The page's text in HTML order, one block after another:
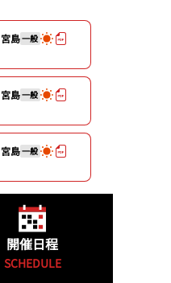
宮島一般
宮島一般
宮島一般
開催日程
SCHEDULE